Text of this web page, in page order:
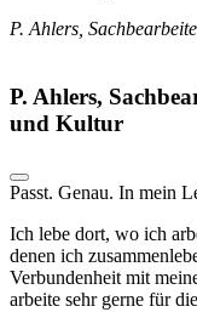
P. Ahlers,
P. Ahlers,
und Kultur
Passt. Genau. In mein
Ich lebe dort, wo ich
denen ich
Verbundenheit mit
arbeite sehr gerne für